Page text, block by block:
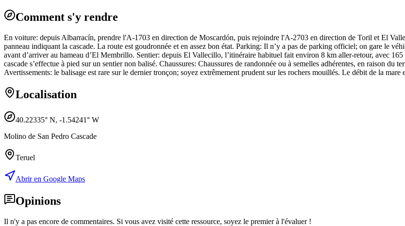
Comment s'y rendre
En voiture: depuis Albarracín, prendre l'A-1703 en direction de Moscardón, puis rejoindre l'A-2703 en direction de Toril et El
panneau indiquant la cascade. La route est goudronnée et en assez bon état. Parking: Il n’y a pas de parking officiel; on gare le
avant d’arriver au hameau d’El Membrillo. Sentier: depuis El Vallecillo, l’itinéraire habituel fait environ 8 km aller-retour, avec
cascade s’effectue à pied sur un sentier non balisé. Chaussures: Chaussures de randonnée ou à semelles adhérentes, en raison
Avertissements: le balisage est rare sur le dernier tronçon; soyez extrêmement prudent sur les rochers mouillés. Le débit de la mare
Localisation
40.22335° N, -1.54241° W
Molino de San Pedro Cascade
Teruel
Abrir en Google Maps
Opinions
Il n'y a pas encore de commentaires. Si vous avez visité cette ressource, soyez le premier à l'évaluer !